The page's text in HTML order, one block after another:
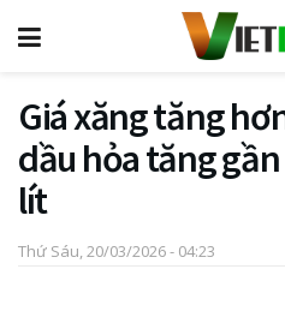
Giá xăng tăng
dầu hỏa tăng
lít
Thứ Sáu, 20/03/2026 - 04:23